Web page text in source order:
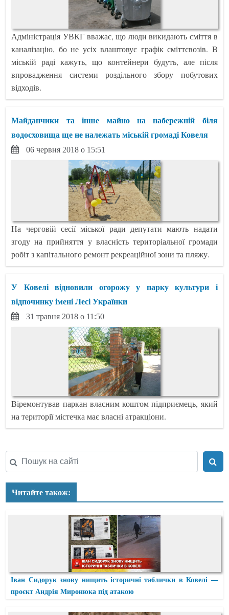
Адміністрація УВКГ вважає, що люди викидають сміття в
каналізацію, бо не усіх влаштовує графік сміттєвозів. В
міській раді кажуть, що контейнери будуть, але після
впровадження системи роздільного збору побутових
відходів.
Майданчики та інше майно на набережній біля
водосховища ще не належать міській громаді Ковеля
06 червня 2018 о 15:51
На черговій сесії міської ради депутати мають надати
згоду на прийняття у власність територіальної громади
робіт з капітального ремонт рекреаційної зони та пляжу.
У Ковелі відновили огорожу у парку культури і
відпочинку імені Лесі Українки
31 травня 2018 о 11:50
Віремонтував паркан власним коштом підприємець, який
на території містечка має власні атракціони.
Читайте також:
Іван Сидорук знову нищить історичні таблички в Ковелі —
проєкт Андрія Миронюка під атакою